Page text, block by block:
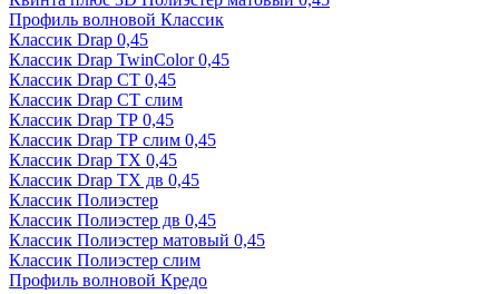
Профиль волновой Классик
Классик Drap 0,45
Классик Drap TwinColor 0,45
Классик Drap СТ 0,45
Классик Drap СТ слим
Классик Drap ТР 0,45
Классик Drap ТР слим 0,45
Классик Drap ТХ 0,45
Классик Drap ТХ дв 0,45
Классик Полиэстер
Классик Полиэстер дв 0,45
Классик Полиэстер матовый 0,45
Классик Полиэстер слим
Профиль волновой Кредо